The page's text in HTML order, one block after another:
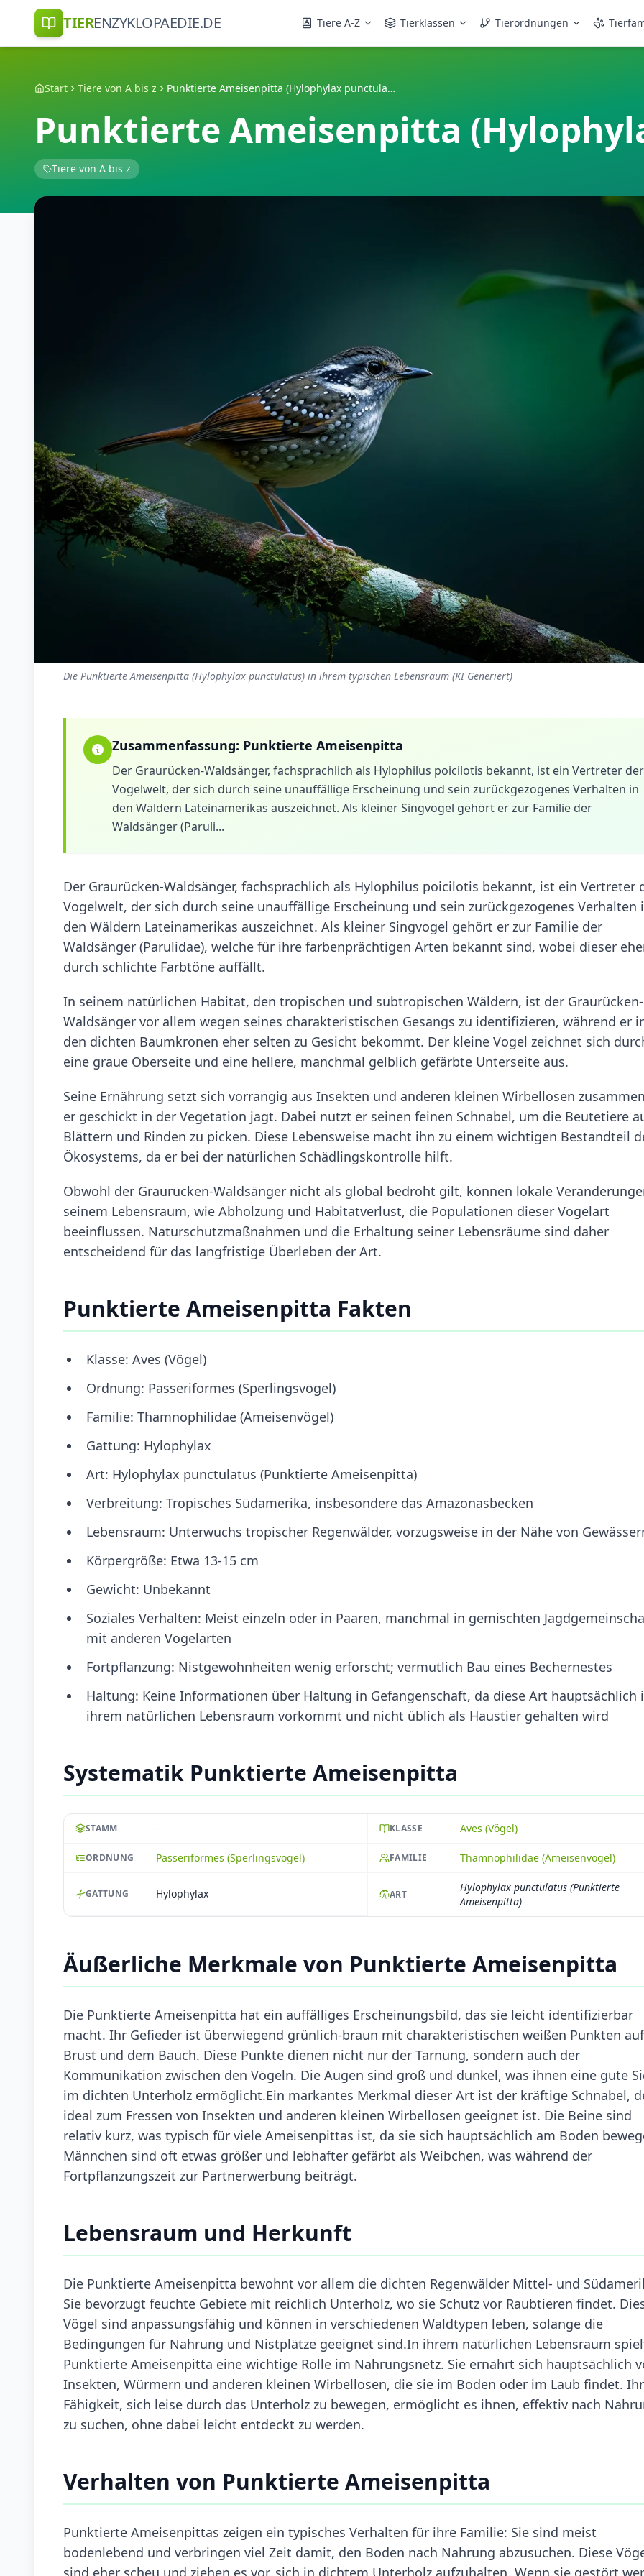
TIERENZYKLOPAEDIE.DE Tiere A-Z Tierklassen Tierordnungen
Start Tiere von A bis z Punktierte Ameisenpitta (Hylophylax punctulatus)
Punktierte Ameisenpitta
Tiere von A bis z
Die Punktierte Ameisenpitta (Hylophylax punctulatus) in ihrem typischen Lebensraum (KI Generiert)
Zusammenfassung: Punktierte Ameisenpitta
Der Graurücken-Waldsänger, fachsprachlich als Hylophilus poicilotis bekannt, ist ein Vertreter der
Vogelwelt, der sich durch seine unauffällige Erscheinung und sein zurückgezogenes Verhalten in
den Wäldern Lateinamerikas auszeichnet. Als kleiner Singvogel gehört er zur Familie der
Waldsänger (Paruli...
Der Graurücken-Waldsänger, fachsprachlich als Hylophilus poicilotis bekannt, ist ein Vertreter
Vogelwelt, der sich durch seine unauffällige Erscheinung und sein zurückgezogenes Verhalten
den Wäldern Lateinamerikas auszeichnet. Als kleiner Singvogel gehört er zur Familie der
Waldsänger (Parulidae), welche für ihre farbenprächtigen Arten bekannt sind, wobei dieser
durch schlichte Farbtöne auffällt.
In seinem natürlichen Habitat, den tropischen und subtropischen Wäldern, ist der Graurücken-
Waldsänger vor allem wegen seines charakteristischen Gesangs zu identifizieren, während er
den dichten Baumkronen eher selten zu Gesicht bekommt. Der kleine Vogel zeichnet sich
eine graue Oberseite und eine hellere, manchmal gelblich gefärbte Unterseite aus.
Seine Ernährung setzt sich vorrangig aus Insekten und anderen kleinen Wirbellosen
er geschickt in der Vegetation jagt. Dabei nutzt er seinen feinen Schnabel, um die Beutetiere
Blättern und Rinden zu picken. Diese Lebensweise macht ihn zu einem wichtigen Bestandteil
Ökosystems, da er bei der natürlichen Schädlingskontrolle hilft.
Obwohl der Graurücken-Waldsänger nicht als global bedroht gilt, können lokale
seinem Lebensraum, wie Abholzung und Habitatverlust, die Populationen dieser Vogelart
beeinflussen. Naturschutzmaßnahmen und die Erhaltung seiner Lebensräume sind daher
entscheidend für das langfristige Überleben der Art.
Punktierte Ameisenpitta Fakten
Klasse: Aves (Vögel)
Ordnung: Passeriformes (Sperlingsvögel)
Familie: Thamnophilidae (Ameisenvögel)
Gattung: Hylophylax
Art: Hylophylax punctulatus (Punktierte Ameisenpitta)
Verbreitung: Tropisches Südamerika, insbesondere das Amazonasbecken
Lebensraum: Unterwuchs tropischer Regenwälder, vorzugsweise in der Nähe von
Körpergröße: Etwa 13-15 cm
Gewicht: Unbekannt
Soziales Verhalten: Meist einzeln oder in Paaren, manchmal in gemischten
mit anderen Vogelarten
Fortpflanzung: Nistgewohnheiten wenig erforscht; vermutlich Bau eines Bechernestes
Haltung: Keine Informationen über Haltung in Gefangenschaft, da diese Art hauptsächlich
ihrem natürlichen Lebensraum vorkommt und nicht üblich als Haustier gehalten wird
Systematik Punktierte Ameisenpitta
STAMM -- KLASSE Aves (Vögel)
ORDNUNG Passeriformes (Sperlingsvögel) FAMILIE Thamnophilidae (Ameisenvögel)
GATTUNG Hylophylax ART
Hylophylax punctulatus (Punktierte
Ameisenpitta)
Äußerliche Merkmale von Punktierte Ameisenpitta
Die Punktierte Ameisenpitta hat ein auffälliges Erscheinungsbild, das sie leicht identifizierbar
macht. Ihr Gefieder ist überwiegend grünlich-braun mit charakteristischen weißen Punkten
Brust und dem Bauch. Diese Punkte dienen nicht nur der Tarnung, sondern auch der
Kommunikation zwischen den Vögeln. Die Augen sind groß und dunkel, was ihnen eine gute
im dichten Unterholz ermöglicht.Ein markantes Merkmal dieser Art ist der kräftige Schnabel,
ideal zum Fressen von Insekten und anderen kleinen Wirbellosen geeignet ist. Die Beine sind
relativ kurz, was typisch für viele Ameisenpittas ist, da sie sich hauptsächlich am Boden
Männchen sind oft etwas größer und lebhafter gefärbt als Weibchen, was während der
Fortpflanzungszeit zur Partnerwerbung beiträgt.
Lebensraum und Herkunft
Die Punktierte Ameisenpitta bewohnt vor allem die dichten Regenwälder Mittel- und
Sie bevorzugt feuchte Gebiete mit reichlich Unterholz, wo sie Schutz vor Raubtieren findet.
Vögel sind anpassungsfähig und können in verschiedenen Waldtypen leben, solange die
Bedingungen für Nahrung und Nistplätze geeignet sind.In ihrem natürlichen Lebensraum
Punktierte Ameisenpitta eine wichtige Rolle im Nahrungsnetz. Sie ernährt sich hauptsächlich
Insekten, Würmern und anderen kleinen Wirbellosen, die sie im Boden oder im Laub findet.
Fähigkeit, sich leise durch das Unterholz zu bewegen, ermöglicht es ihnen, effektiv nach
zu suchen, ohne dabei leicht entdeckt zu werden.
Verhalten von Punktierte Ameisenpitta
Punktierte Ameisenpittas zeigen ein typisches Verhalten für ihre Familie: Sie sind meist
bodenlebend und verbringen viel Zeit damit, den Boden nach Nahrung abzusuchen. Diese
sind eher scheu und ziehen es vor, sich in dichtem Unterholz aufzuhalten. Wenn sie gestört